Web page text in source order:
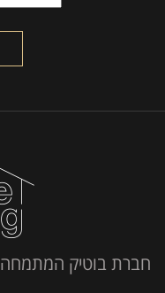
חברת בוטיק המתמחה